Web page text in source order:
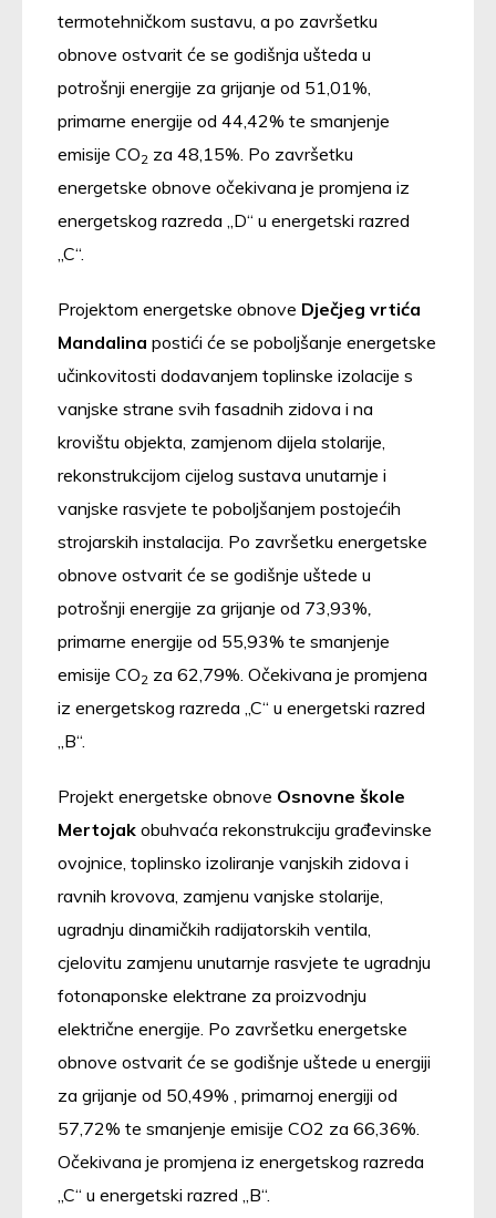
termotehničkom sustavu, a po završetku
obnove ostvarit će se godišnja ušteda u
potrošnji energije za grijanje od 51,01%,
primarne energije od 44,42% te smanjenje
emisije CO2 za 48,15%. Po završetku
energetske obnove očekivana je promjena iz
energetskog razreda „D“ u energetski razred
„C“.
Projektom energetske obnove Dječjeg vrtića
Mandalina postići će se poboljšanje energetske
učinkovitosti dodavanjem toplinske izolacije s
vanjske strane svih fasadnih zidova i na
krovištu objekta, zamjenom dijela stolarije,
rekonstrukcijom cijelog sustava unutarnje i
vanjske rasvjete te poboljšanjem postojećih
strojarskih instalacija. Po završetku energetske
obnove ostvarit će se godišnje uštede u
potrošnji energije za grijanje od 73,93%
primarne energije od 55,93% te smanjenje
emisije CO2 za 62,79%. Očekivana je promjena
iz energetskog razreda „C“ u energetski razred
„B“.
Projekt energetske obnove Osnovne škole
Mertojak obuhvaća rekonstrukciju građevinske
ovojnice, toplinsko izoliranje vanjskih zidova i
ravnih krovova, zamjenu vanjske stolarije,
ugradnju dinamičkih radijatorskih ventila,
cjelovitu zamjenu unutarnje rasvjete te ugradnju
fotonaponske elektrane za proizvodnju
električne energije. Po završetku energetske
obnove ostvarit će se godišnje uštede u energiji
za grijanje od 50,49% , primarnoj energiji od
57,72% te smanjenje emisije CO2 za 66,36%.
Očekivana je promjena iz energetskog razreda
„C“ u energetski razred „B“.